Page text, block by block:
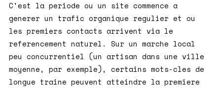
C'est la periode ou un site commence a
generer un trafic organique regulier et ou
les premiers contacts arrivent via le
referencement naturel. Sur un marche local
peu concurrentiel (un artisan dans une ville
moyenne, par exemple), certains mots-cles de
longue traine peuvent atteindre la premiere